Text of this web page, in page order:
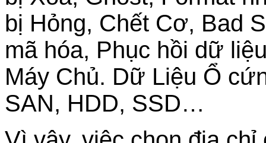
bị Hỏng, Chết Cơ, Bad
mã hóa, Phục hồi dữ
Máy Chủ. Dữ Liệu Ổ
SAN, HDD, SSD…